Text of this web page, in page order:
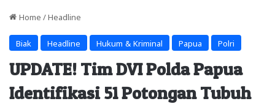
Home / Headline
Biak Headline Hukum & Kriminal Papua Polri
UPDATE! Tim DVI Polda Papua
Identifikasi 51 Potongan Tubuh